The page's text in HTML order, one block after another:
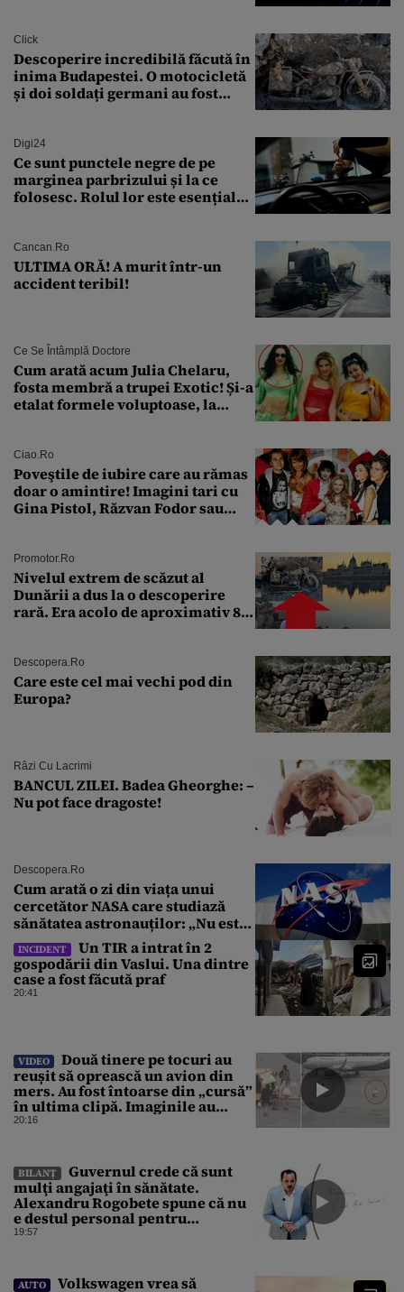
Click
Descoperire incredibilă făcută în
inima Budapestei. O motocicletă
și doi soldați germani au fost
Digi24
Ce sunt punctele negre de pe
marginea parbrizului și la ce
folosesc. Rolul lor este esențial
Cancan.ro
ULTIMA ORĂ! A murit într-un
accident teribil!
Ce Se Întâmplă Doctore
Cum arată acum Julia Chelaru,
fosta membră a trupei Exotic! Și-a
etalat formele voluptoase, la
Ciao.ro
Poveştile de iubire care au rămas
doar o amintire! Imagini tari cu
Gina Pistol, Răzvan Fodor sau
Promotor.ro
Nivelul extrem de scăzut al
Dunării a dus la o descoperire
rară. Era acolo de aproximativ 80
Descopera.ro
Care este cel mai vechi pod din
Europa?
Râzi Cu Lacrimi
BANCUL ZILEI. Badea Gheorghe: –
Nu pot face dragoste!
Descopera.ro
Cum arată o zi din viața unui
cercetător NASA care studiază
sănătatea astronauților: „Nu este
o știință complicată”
INCIDENT
Un TIR a intrat în 2
gospodării din Vaslui. Una dintre
case a fost făcută praf
20:41
VIDEO
Două tinere pe tocuri au
reușit să oprească un avion din
mers. Au fost întoarse din „cursă”
în ultima clipă. Imaginile au
devenit virale
20:16
BILANȚ
Guvernul crede că sunt
mulţi angajaţi în sănătate.
Alexandru Rogobete spune că nu
e destul personal pentru
combaterea infecţiilor
19:57
AUTO
Volkswagen vrea să